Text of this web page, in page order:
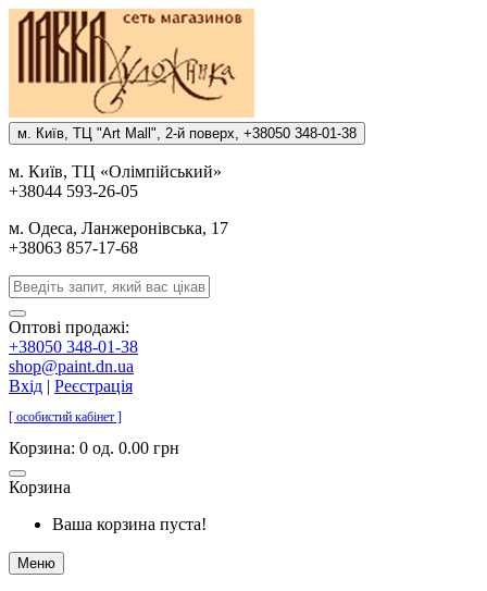
м. Киïв, ТЦ "Art Mall", 2-й поверх, +38050 348-01-38
м. Киïв, ТЦ «Олiмпiйський»
+38044 593-26-05
м. Одеса, Ланжеронiвська, 17
+38063 857-17-68
Оптові продажі:
+38050 348-01-38
shop@paint.dn.ua
Вхід | Реєстрація
[ особистий кабінет ]
Корзина: 0 од. 0.00 грн
Корзина
Ваша корзина пуста!
Меню